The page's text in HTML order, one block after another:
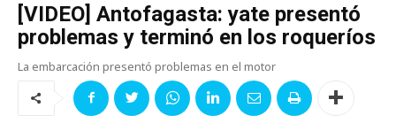
[VIDEO] Antofagasta: yate presentó
problemas y terminó en los roqueríos
La embarcación presentó problemas en el motor